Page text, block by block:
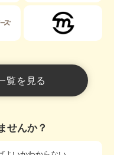
覧を見る
せんか？